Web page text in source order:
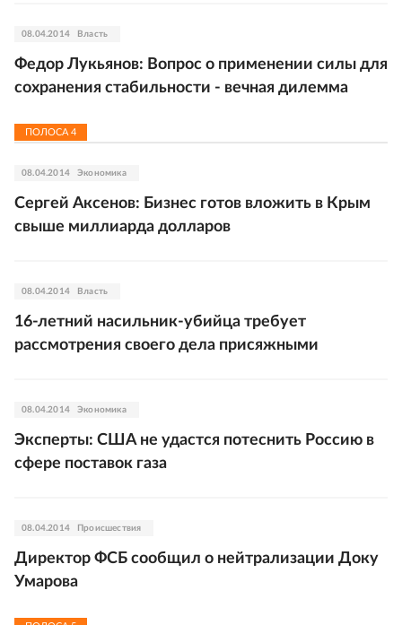
08.04.2014 Власть
Федор Лукьянов: Вопрос о применении силы для
сохранения стабильности - вечная дилемма
ПОЛОСА 4
08.04.2014 Экономика
Сергей Аксенов: Бизнес готов вложить в Крым
свыше миллиарда долларов
08.04.2014 Власть
16-летний насильник-убийца требует
рассмотрения своего дела присяжными
08.04.2014 Экономика
Эксперты: США не удастся потеснить Россию в
сфере поставок газа
08.04.2014 Происшествия
Директор ФСБ сообщил о нейтрализации Доку
Умарова